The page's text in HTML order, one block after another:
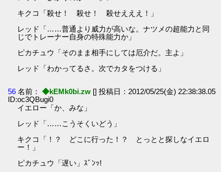
キクコ「殺せ！ 殺せ！ 殺せえええ！」
レッド「……普通より威力が高いな。ナツメの超能力と同
じでトレーナー自身の特殊能力か」
ピカチュウ「そのまま相手にしては厄介だ。主よ」
レッド「わかってるさ。次でカタをつける」
56 名前： ◆kEMk0bi.zw [] 投稿日：2012/05/25(金) 22:38:38.05
ID:oc3QBugi0
イエロー「か、みな」
レッド「……こうそくいどう」
キクコ「！？ どこに行った！？ とっとと探しなイエロ
ー！」
ピカチュウ「遅い」ｽﾞﾝｯ!